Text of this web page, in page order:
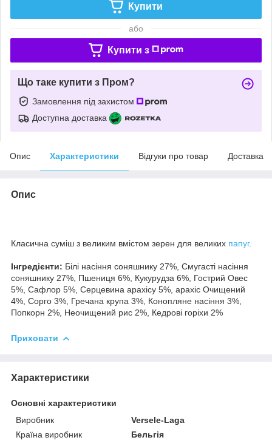
Купити
або
Купити з
Що таке купити з Пром?
Замовлення під захистом
Доступна доставка
Опис Характеристики Відгуки про товар Доставка
Опис
Класична суміш з великим вмістом зерен для великих папуг.
Інгредієнти: Білі насіння соняшнику 27%, Смугасті насіння
соняшнику 27%, Пшениця 6%, Кукурудза 6%, Гострий Овес
5%, Сафлор 5%, Серцевина арахісу 5%, арахіс Очищений
4%, Сорго 3%, Гречана крупа 3%, Конопляне насіння 3%,
Попкорн 2%, Неочищений рис 2%, Кедрові горіхи 2%
Приховати
Характеристики
Основні характеристики
Виробник
Versele-Laga
Країна виробник
Бельгія